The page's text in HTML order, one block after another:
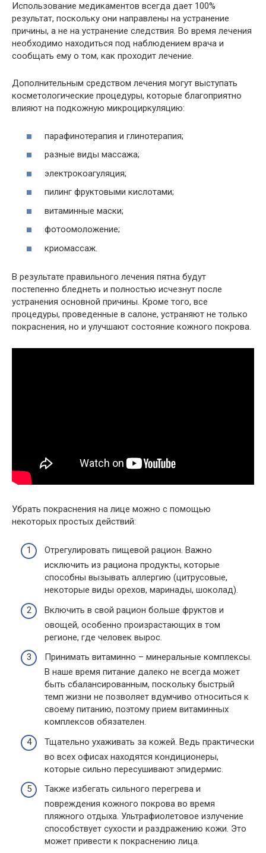
Использование медикаментов всегда дает 100%
результат, поскольку они направлены на устранение
причины, а не на устранение следствия. Во время лечения
необходимо находиться под наблюдением врача и
сообщать ему о том, как проходит лечение.
Дополнительным средством лечения могут выступать
косметологические процедуры, которые благоприятно
влияют на подкожную микроциркуляцию:
парафинотерапия и глинотерапия;
разные виды массажа;
электрокоагуляция;
пилинг фруктовыми кислотами;
витаминные маски;
фотоомоложение;
криомассаж.
В результате правильного лечения пятна будут
постепенно бледнеть и полностью исчезнут после
устранения основной причины. Кроме того, все
процедуры, проведенные в салоне, устраняют не только
покраснения, но и улучшают состояние кожного покрова.
Убрать покраснения на лице можно с помощью
некоторых простых действий:
Отрегулировать пищевой рацион. Важно
исключить из рациона продукты, которые
способны вызывать аллергию (цитрусовые,
некоторые виды орехов, маринады, шоколад).
Включить в свой рацион больше фруктов и
овощей, особенно произрастающих в том
регионе, где человек вырос.
Принимать витаминно – минеральные комплексы.
В наше время питание далеко не всегда может
быть сбалансированным, поскольку быстрый
темп жизни не позволяет вдумчиво относиться к
своему питанию, поэтому прием витаминных
комплексов обязателен.
Тщательно ухаживать за кожей. Ведь практически
во всех офисах находятся кондиционеры,
которые сильно пересушивают эпидермис.
Также избегать сильного перегрева и
повреждения кожного покрова во время
пляжного отдыха. Ультрафиолетовое излучение
способствует сухости и раздражению кожи. Это
может привести к покраснению лица.